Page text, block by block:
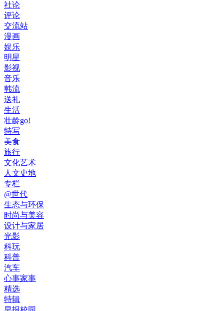
社论
评论
交流站
漫画
娱乐
明星
影视
音乐
韩流
送礼
生活
壮龄go!
特写
美食
旅行
文化艺术
人文史地
专栏
@世代
生态与环保
时尚与美容
设计与家居
光影
科玩
科普
汽车
心事家事
精选
特辑